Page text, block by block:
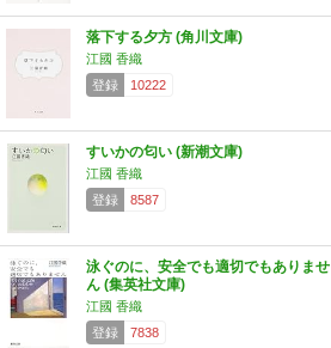
落下する夕方 (角川文庫)
江國 香織
登録
10222
すいかの匂い (新潮文庫)
江國 香織
登録
8587
泳ぐのに、安全でも適切でもありませ
ん (集英社文庫)
江國 香織
登録
7838